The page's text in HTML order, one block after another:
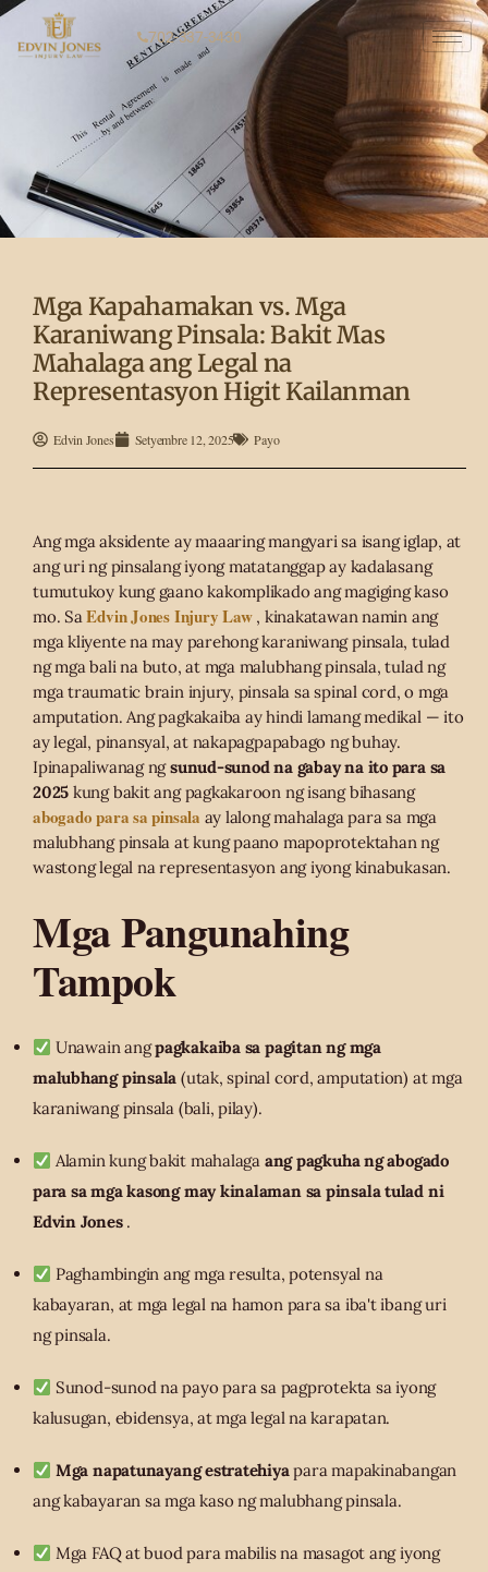
702-337-3430
Mga Kapahamakan vs. Mga
Karaniwang Pinsala: Bakit Mas
Mahalaga ang Legal na
Representasyon Higit Kailanman
Edvin Jones Setyembre 12, 2025 Payo
Ang mga aksidente ay maaaring mangyari sa isang iglap, at
ang uri ng pinsalang iyong matatanggap ay kadalasang
tumutukoy kung gaano kakomplikado ang magiging kaso
mo. SaEdvin Jones Injury Law, kinakatawan namin ang
mga kliyente na may parehong karaniwang pinsala, tulad
ng mga bali na buto, at mga malubhang pinsala, tulad ng
mga traumatic brain injury, pinsala sa spinal cord, o mga
amputation. Ang pagkakaiba ay hindi lamang medikal — ito
ay legal, pinansyal, at nakapagpapabago ng buhay.
Ipinapaliwanag ngsunud-sunod na gabay na ito para sa
2025 kung bakit ang pagkakaroon ng isang bihasang
abogado para sa pinsala ay lalong mahalaga para sa mga
malubhang pinsala at kung paano mapoprotektahan ng
wastong legal na representasyon ang iyong kinabukasan.
Mga Pangunahing
Tampok
Unawain angpagkakaiba sa pagitan ng mga
malubhang pinsala (utak, spinal cord, amputation) at mga
karaniwang pinsala (bali, pilay).
Alamin kung bakit mahalaga ang pagkuha ng abogado
para sa mga kasong may kinalaman sa pinsala tulad ni
Edvin Jones.
Paghambingin ang mga resulta, potensyal na
kabayaran, at mga legal na hamon para sa iba't ibang uri
ng pinsala.
Sunod-sunod na payo para sa pagprotekta sa iyong
kalusugan, ebidensya, at mga legal na karapatan.
Mga napatunayang estratehiyapara mapakinabangan
ang kabayaran sa mga kaso ng malubhang pinsala.
Mga FAQ at buod para mabilis na masagot ang iyong